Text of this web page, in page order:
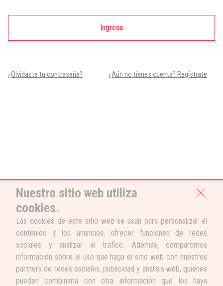
Ingresa
¿Olvidaste tu contraseña? ¿Aún no tienes cuenta? Regístrate
Nuestro sitio web utiliza
cookies.
Las cookies de este sitio web se usan para personalizar el
contenido y los anuncios, ofrecer funciones de redes
sociales y analizar el tráfico. Además, compartimos
información sobre el uso que haga el sitio web con nuestros
partners de redes sociales, publicidad y análisis web, quienes
pueden combinarla con otra información que les haya